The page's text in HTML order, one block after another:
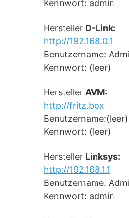
Kennwort: admin
Hersteller D-Link:
http://192.168.0.1
Benutzername:
Kennwort: (leer)
Hersteller AVM:
http://fritz.box
Benutzername:(leer)
Kennwort: (leer)
Hersteller Linksys:
http://192.168.1.1
Benutzername:
Kennwort: admin